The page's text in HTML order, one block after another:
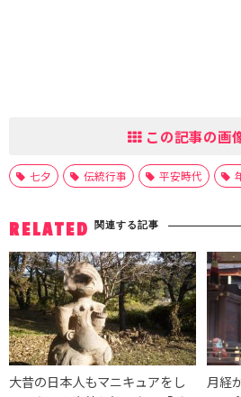
この記事の画
七夕 伝統行事 平安時代
RELATED 関連する記事
大昔の日本人もマニキュアをし
月経